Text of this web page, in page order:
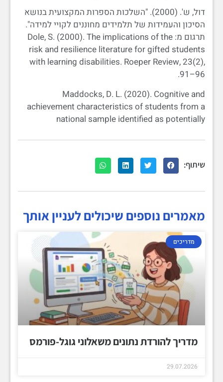
דול, ש'. (2000). "השלכות הספרות המקצועית בנושא
הסיכון והעמידות של תלמידים מחוננים לקויי למידה".
תרגום מ: Dole, S. (2000). The implications of the
risk and resilience literature for gifted students
with learning disabilities. Roeper Review, 23(2),
91–96.
Maddocks, D. L. (2020). Cognitive and
achievement characteristics of students from a
national sample identified as potentially
שיתוף:
מאמרים נוספים שיכולים לעניין אותך
מדריכים
מדריך להורדת נתונים משאלוני גוגל-פורמס
29.07.2026